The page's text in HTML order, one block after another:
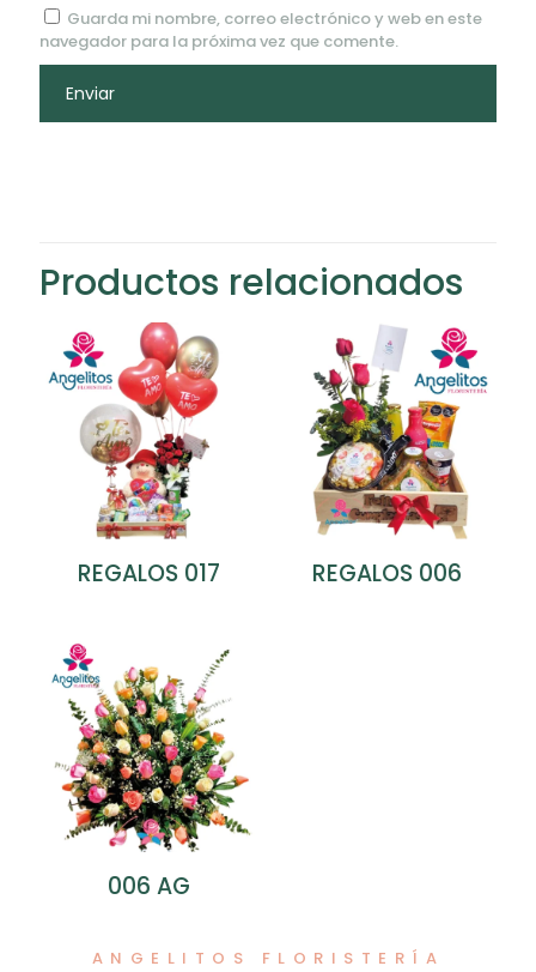
Guarda mi nombre, correo electrónico y web en este
navegador para la próxima vez que comente.
Productos relacionados
REGALOS 017 REGALOS 006
006 AG
ANGELITOS FLORISTERÍA